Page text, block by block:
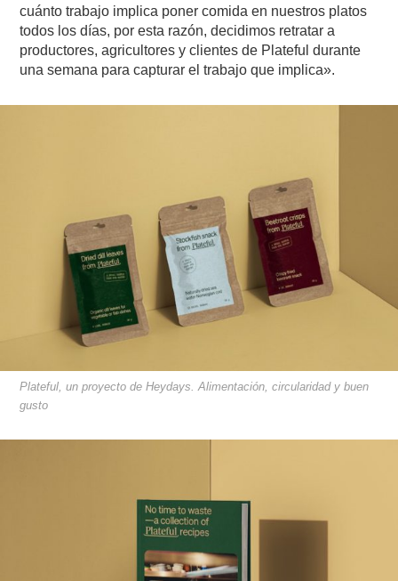
cuánto trabajo implica poner comida en nuestros platos
todos los días, por esta razón, decidimos retratar a
productores, agricultores y clientes de Plateful durante
una semana para capturar el trabajo que implica».
Plateful, un proyecto de Heydays. Alimentación, circularidad y buen
gusto